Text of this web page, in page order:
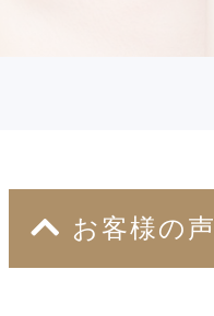
お客様の声